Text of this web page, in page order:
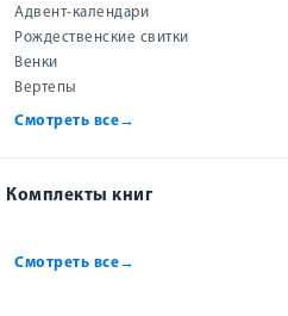
Адвент-календари
Рождественские свитки
Венки
Вертепы
Смотреть все→
Комплекты книг
Смотреть все→
вас всякою благодатью, чтобы
отзыв